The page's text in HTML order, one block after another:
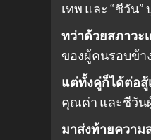
เทพ และ “ชีวัน
ทว่าด้วยสภาวะ
ของผู้คนรอบข้า
แต่ทั้งคู่ก็ได้ต่อสู้
คุณค่า และชีวัน
มาส่งท้ายควา